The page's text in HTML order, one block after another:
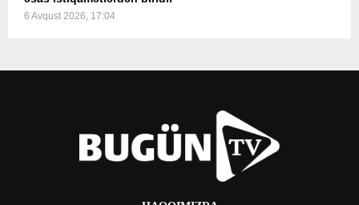
6 Avqust 2026, 17:04